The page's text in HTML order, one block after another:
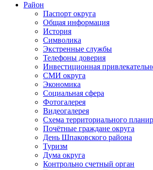
Район
Паспорт округа
Общая информация
История
Символика
Экстренные службы
Телефоны доверия
Инвестиционная
СМИ округа
Экономика
Социальная сфера
Фотогалерея
Видеогалерея
Схема территориального
Почётные граждане округа
День Шпаковского района
Туризм
Дума округа
Контрольно счетный орган